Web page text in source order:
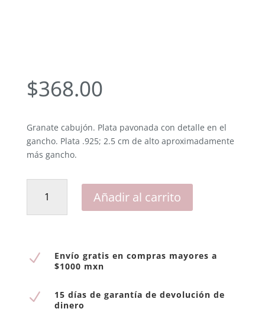
$368.00
Granate cabujón. Plata pavonada con detalle en el
gancho. Plata .925; 2.5 cm de alto aproximadamente
más gancho.
Pavonado
Añadir al carrito
N
Envío gratis en compras mayores a
$1000 mxn
N
15 días de garantía de devolución de
dinero